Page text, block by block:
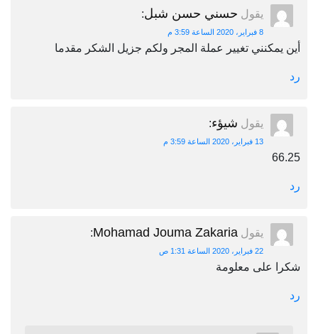
يقول حسني حسن شبل:
8 فبراير، 2020 الساعة 3:59 م
أين يمكنني تغيير عملة المجر ولكم جزيل الشكر مقدما
رد
يقول شيؤء:
13 فبراير، 2020 الساعة 3:59 م
66.25
رد
يقول Mohamad Jouma Zakaria
:
22 فبراير، 2020 الساعة 1:31 ص
شكرا على معلومة
رد